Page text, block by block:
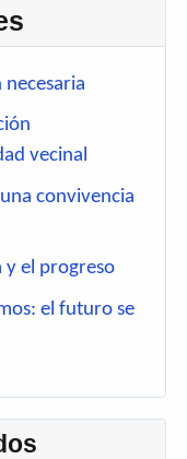
vecinal
convivencia
y el progreso
el futuro se